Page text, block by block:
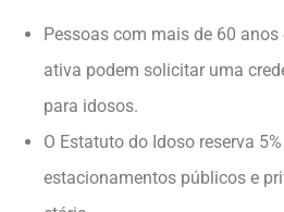
Pessoas com mais de 60
ativa podem solicitar uma
para idosos.
O Estatuto do Idoso reserva
estacionamentos públicos e